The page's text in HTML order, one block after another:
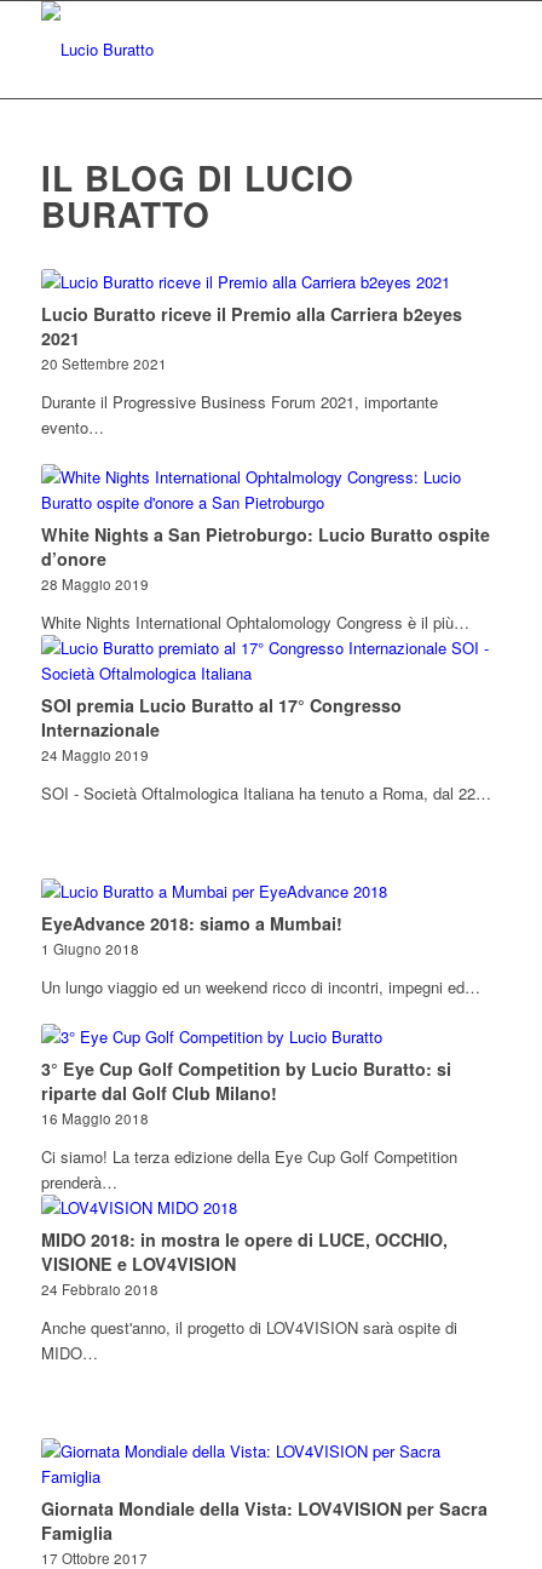
IL BLOG DI LUCIO
BURATTO
Lucio Buratto riceve il Premio alla Carriera b2eyes
2021
20 Settembre 2021
Durante il Progressive Business Forum 2021, importante
evento…
White Nights a San Pietroburgo: Lucio Buratto ospite
d’onore
28 Maggio 2019
White Nights International Ophtalomology Congress è il più…
SOI premia Lucio Buratto al 17° Congresso
Internazionale
24 Maggio 2019
SOI - Società Oftalmologica Italiana ha tenuto a Roma, dal 22…
EyeAdvance 2018: siamo a Mumbai!
1 Giugno 2018
Un lungo viaggio ed un weekend ricco di incontri, impegni ed…
3° Eye Cup Golf Competition by Lucio Buratto: si
riparte dal Golf Club Milano!
16 Maggio 2018
Ci siamo! La terza edizione della Eye Cup Golf Competition
prenderà…
MIDO 2018: in mostra le opere di LUCE, OCCHIO,
VISIONE e LOV4VISION
24 Febbraio 2018
Anche quest'anno, il progetto di LOV4VISION sarà ospite di
MIDO…
Giornata Mondiale della Vista: LOV4VISION per Sacra
Famiglia
17 Ottobre 2017